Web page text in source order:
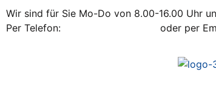
Wir sind für Sie Mo-Do von 8.00-16.00 Uhr
Per Telefon:
oder per